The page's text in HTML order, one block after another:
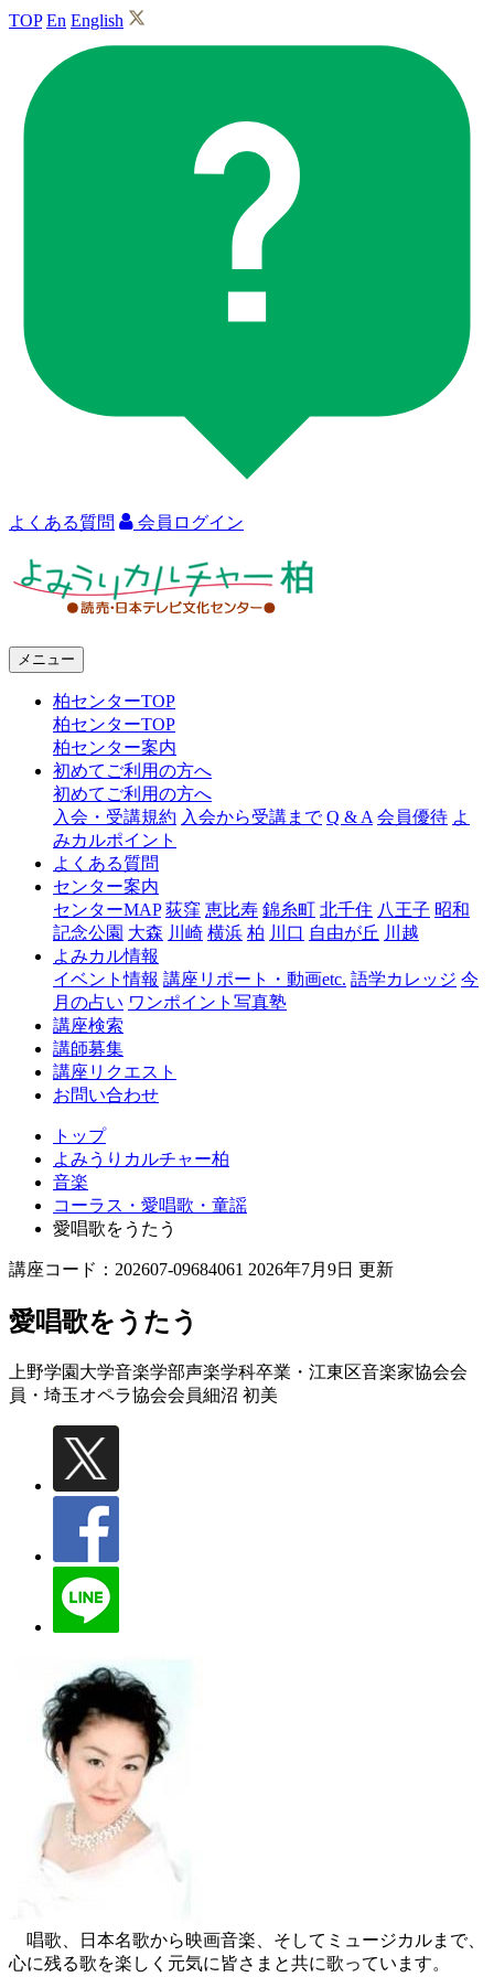
TOP En English
よくある質問 会員ログイン
ャ
メニュー
柏センターTOP
柏センターTOP
柏センター案内
初めてご利用の方へ
初めてご利用の方へ
入会・受講規約 入会から受講まで Q & A 会員優待 よ
みカルポイント
よくある質問
センター案内
センターMAP 荻窪 恵比寿 錦糸町 北千住 八王子 昭和
記念公園 大森 川崎 横浜 柏 川口 自由が丘 川越
よみカル情報
イベント情報 講座リポート・動画etc. 語学カレッジ 今
月の占い ワンポイント写真塾
講座検索
講師募集
講座リクエスト
お問い合わせ
トップ
よみうりカルチャー柏
音楽
コーラス・愛唱歌・童謡
愛唱歌をうたう
講座コード：202607-09684061 2026年7月9日 更新
愛唱歌をうたう
上野学園大学音楽学部声楽学科卒業・江東区音楽家協会会
員・埼玉オペラ協会会員細沼 初美
唱歌、日本名歌から映画音楽、そしてミュージカルまで、
心に残る歌を楽しく元気に皆さまと共に歌っています。